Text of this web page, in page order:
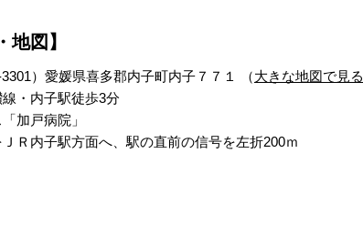
地図】
3301）愛媛県喜多郡内子町内子７７１ （大きな地図で見る
線・内子駅徒歩3分
加戸病院」
ＪＲ内子駅方面へ、駅の直前の信号を左折200ｍ